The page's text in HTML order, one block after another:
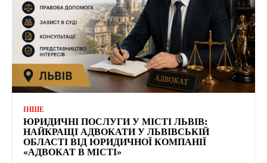
ІНШЕ
ЮРИДИЧНІ ПОСЛУГИ У МІСТІ ЛЬВІВ:
НАЙКРАЩІ АДВОКАТИ У ЛЬВІВСЬКІЙ
ОБЛАСТІ ВІД ЮРИДИЧНОЇ КОМПАНІЇ
«АДВОКАТ В МІСТІ»